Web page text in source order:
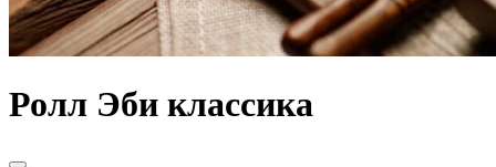
Ролл Эби классика